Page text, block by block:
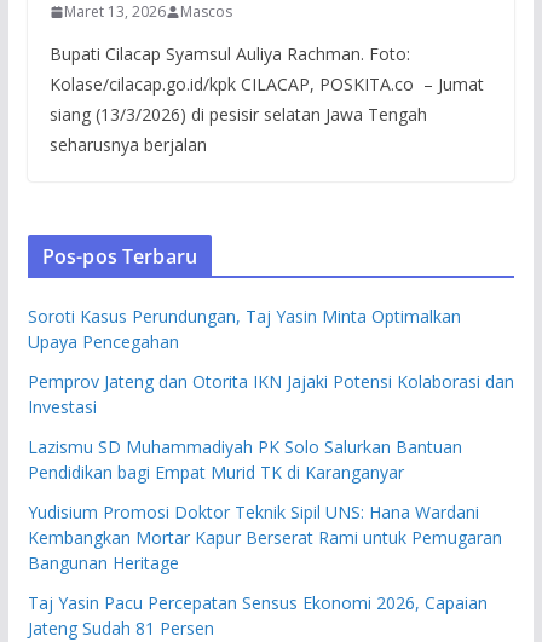
Maret 13, 2026 Mascos
Bupati Cilacap Syamsul Auliya Rachman. Foto:
Kolase/cilacap.go.id/kpk CILACAP, POSKITA.co – Jumat
siang (13/3/2026) di pesisir selatan Jawa Tengah
seharusnya berjalan
Pos-pos Terbaru
Soroti Kasus Perundungan, Taj Yasin Minta Optimalkan
Upaya Pencegahan
Pemprov Jateng dan Otorita IKN Jajaki Potensi Kolaborasi dan
Investasi
Lazismu SD Muhammadiyah PK Solo Salurkan Bantuan
Pendidikan bagi Empat Murid TK di Karanganyar
Yudisium Promosi Doktor Teknik Sipil UNS: Hana Wardani
Kembangkan Mortar Kapur Berserat Rami untuk Pemugaran
Bangunan Heritage
Taj Yasin Pacu Percepatan Sensus Ekonomi 2026, Capaian
Jateng Sudah 81 Persen